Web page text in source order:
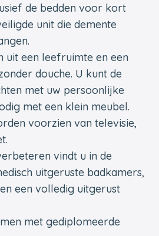
de bedden voor kort
unit die demente
uit een leefruimte en een
douche. U kunt de
met uw persoonlijke
met een klein meubel.
voorzien van televisie,
vindt u in de
uitgeruste badkamers,
een volledig uitgerust
met gediplomeerde